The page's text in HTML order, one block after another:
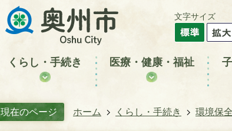
文字サイズ
くらし・手続き 医療・健康・福祉
現在のページ ホーム くらし・手続き 環境保全